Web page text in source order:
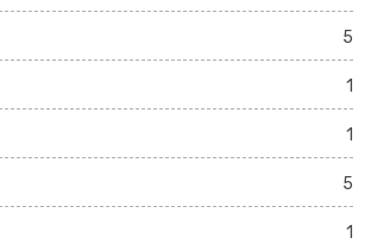
5
1
1
5
1